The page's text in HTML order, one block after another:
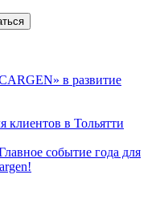
в развитие
клиентов в Тольятти
событие года для